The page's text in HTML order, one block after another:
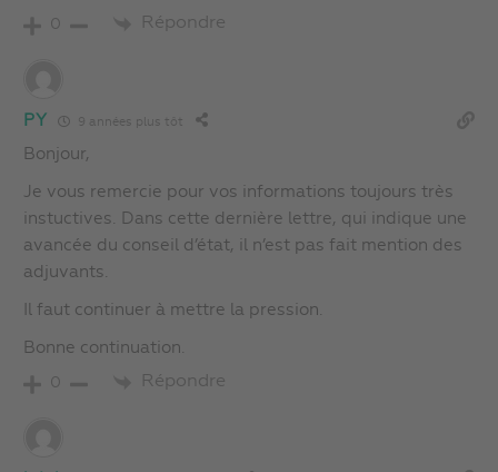
0 Répondre
PY 9 années plus tôt
Bonjour,
Je vous remercie pour vos informations toujours très
instuctives. Dans cette dernière lettre, qui indique une
avancée du conseil d’état, il n’est pas fait mention des
adjuvants.
Il faut continuer à mettre la pression.
Bonne continuation.
0 Répondre